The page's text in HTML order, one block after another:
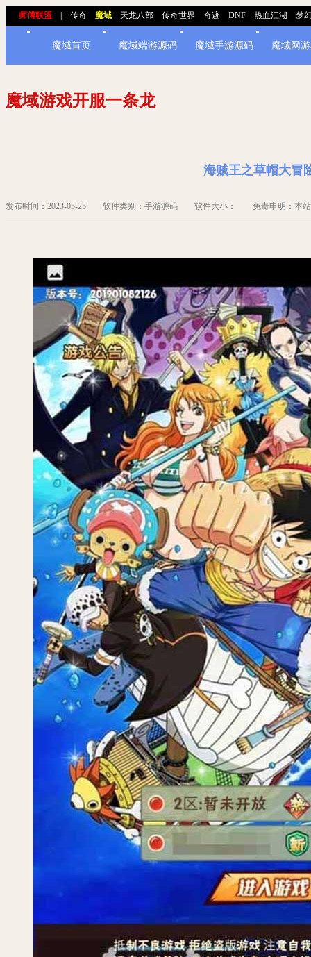
师傅联盟 传奇 魔域 天龙八部 传奇世界 奇迹 DNF 热血江湖 梦
魔域首页 魔域端游源码 魔域手游源码 魔域网
魔域游戏开服一条龙
海贼王之草帽大冒
发布时间：2023-05-25 软件类别：手游源码 软件大小： 免责申明：本站